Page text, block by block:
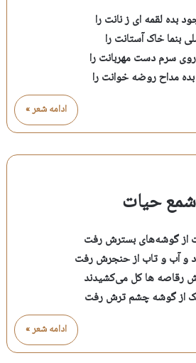
بده لقمه ای ز نانت را
بنما خاک آستانت را
سرم دست مهربانت را
مداح روضه خوانت را
ادامه شعر »
شمع حیات
از گوشه‌های بسترش رفت
و آب و تاب از حنجرش رفت
ها کل می‌کشیدند
از گوشه چشم ترش رفت
ادامه شعر »